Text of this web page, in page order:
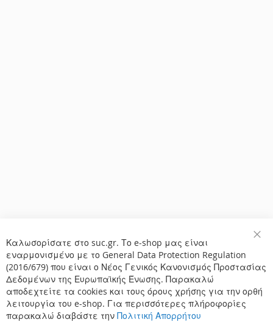
Καλωσορίσατε στο suc.gr. Το e-shop μας είναι
εναρμονισμένο με το General Data Protection Regulation
(2016/679) που είναι ο Νέος Γενικός Κανονισμός Προστασίας
Δεδομένων της Ευρωπαϊκής Ένωσης. Παρακαλώ
αποδεχτείτε τα cookies και τους όρους χρήσης για την ορθή
λειτουργία του e-shop. Για περισσότερες πλήροφορίες
παρακαλώ διαβάστε την Πολιτική Απορρήτου